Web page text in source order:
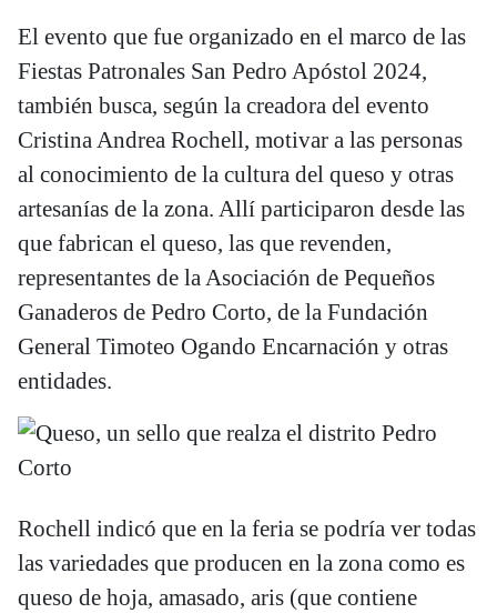
El evento que fue organizado en el marco de las
Fiestas Patronales San Pedro Apóstol 2024,
también busca, según la creadora del evento
Cristina Andrea Rochell, motivar a las personas
al conocimiento de la cultura del queso y otras
artesanías de la zona. Allí participaron desde las
que fabrican el queso, las que revenden,
representantes de la Asociación de Pequeños
Ganaderos de Pedro Corto, de la Fundación
General Timoteo Ogando Encarnación y otras
entidades.
Rochell indicó que en la feria se podría ver todas
las variedades que producen en la zona como es
queso de hoja, amasado, aris (que contiene